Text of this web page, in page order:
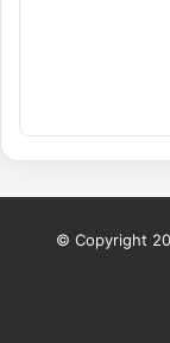
© Copyright